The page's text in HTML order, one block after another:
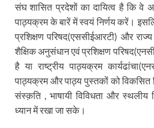
संघ शासित प्रदेशों का दायित्व है कि वे
पाठ्यक्रम के बारें में स्वयं निर्णय करें।
प्रशिक्षण परिषद(एससीईआरटी) और राज्य
शैक्षिक अनुसंधान एवं प्रशिक्षण
है या राष्ट्रीय पाठ्यक्रम
पाठ्यक्रम और पाठ्य पुस्तकों को विकसित
संस्क़ति , भाषायी विविधता और स्थलीय
ध्यान में रखा जा सके।